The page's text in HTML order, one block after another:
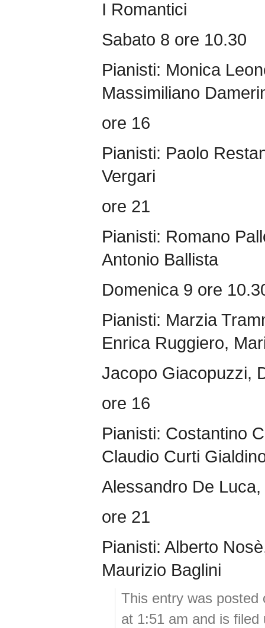
I Romantici
Sabato 8 ore 10.30
Pianisti: Monica
Massimiliano
ore 16
Pianisti: Paolo
Vergari
ore 21
Pianisti: Romano
Antonio Ballista
Domenica 9 ore
Pianisti: Marzia
Enrica Ruggiero,
Jacopo Giacopuzzi,
ore 16
Pianisti: Costantino
Claudio Curti
Alessandro De
ore 21
Pianisti: Alberto
Maurizio Baglini
This entry was posted
at 1:51 am and is